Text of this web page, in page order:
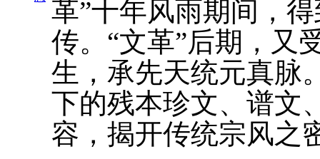
革”十年风雨期间，
传。“文革”后期，又
生，承先天统元真脉
下的残本珍文、谱文
容，揭开传统宗风之